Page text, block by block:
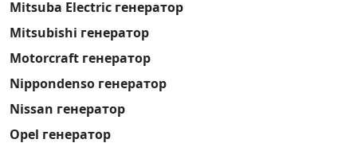
Mitsuba Electric генератор
Mitsubishi генератор
Motorcraft генератор
Nippondenso генератор
Nissan генератор
Opel генератор